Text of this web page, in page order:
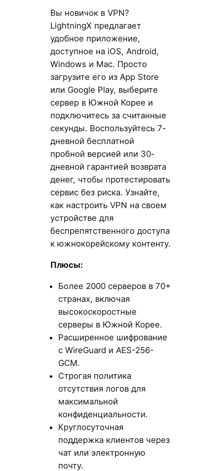
Вы новичок в VPN?
LightningX предлагает
удобное приложение,
доступное на iOS, Android,
Windows и Mac. Просто
загрузите его из App Store
или Google Play, выберите
сервер в Южной Корее и
подключитесь за считанные
секунды. Воспользуйтесь 7-
дневной бесплатной
пробной версией или 30-
дневной гарантией возврата
денег, чтобы протестировать
сервис без риска. Узнайте,
как настроить VPN на своем
устройстве для
беспрепятственного доступа
к южнокорейскому контенту.
Плюсы:
Более 2000 серверов в 70+
странах, включая
высокоскоростные
серверы в Южной Корее.
Расширенное шифрование
с WireGuard и AES-256-
GCM.
Строгая политика
отсутствия логов для
максимальной
конфиденциальности.
Круглосуточная
поддержка клиентов через
чат или электронную
почту.